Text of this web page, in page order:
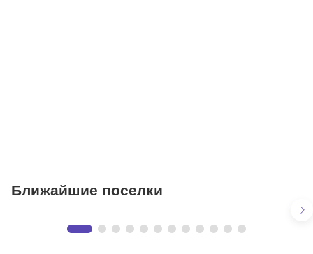
Ближайшие поселки
Флоранс | Florans